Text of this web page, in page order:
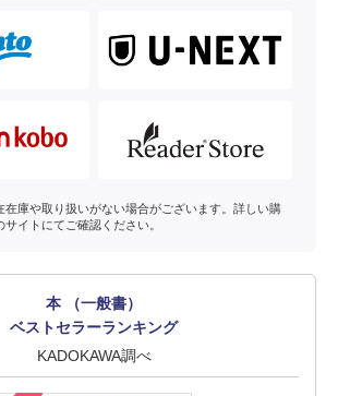
庫や取り扱いがない場合がございます。詳しい購
サイトにてご確認ください。
本 （一般書）
ベストセラーランキング
KADOKAWA調べ